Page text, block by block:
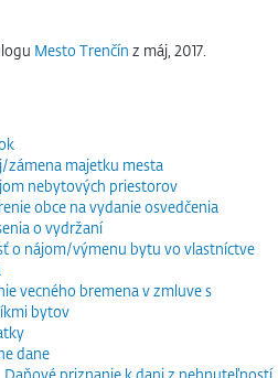
Mesto Trenčín z máj, 2017.
zámena majetku mesta
nebytových priestorov
obce na vydanie osvedčenia
o vydržaní
o nájom/výmenu bytu vo vlastníctve
vecného bremena v zmluve s
bytov
dane
Daňové priznanie k dani z nehnuteľností